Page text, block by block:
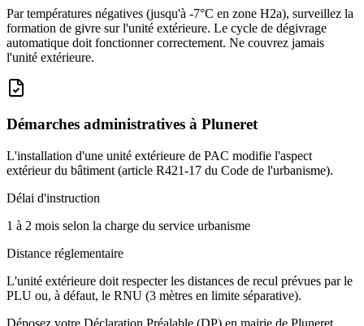
Par températures négatives (jusqu'à -7°C en zone H2a), surveillez la
formation de givre sur l'unité extérieure. Le cycle de dégivrage
automatique doit fonctionner correctement. Ne couvrez jamais
l'unité extérieure.
Démarches administratives à Pluneret
L'installation d'une unité extérieure de PAC modifie l'aspect
extérieur du bâtiment (article R421-17 du Code de l'urbanisme).
Délai d'instruction
1 à 2 mois selon la charge du service urbanisme
Distance réglementaire
L'unité extérieure doit respecter les distances de recul prévues par le
PLU ou, à défaut, le RNU (3 mètres en limite séparative).